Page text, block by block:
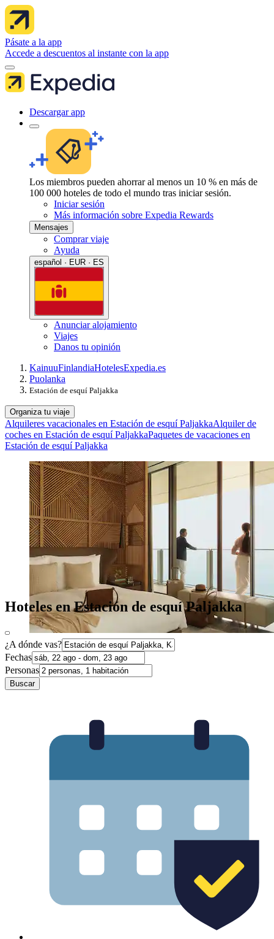
Pásate a la app
Accede a descuentos al instante con la app
Descargar app
Los miembros pueden ahorrar al menos un 10 % en más de
100 000 hoteles de todo el mundo tras iniciar sesión.
Iniciar sesión
Más información sobre Expedia Rewards
Mensajes
Comprar viaje
Ayuda
español · EUR · ES
Anunciar alojamiento
Viajes
Danos tu opinión
KainuuFinlandiaHotelesExpedia.es
Puolanka
Estación de esquí Paljakka
Organiza tu viaje
Alquileres vacacionales en Estación de esquí PaljakkaAlquiler de
coches en Estación de esquí PaljakkaPaquetes de vacaciones en
Estación de esquí Paljakka
Hoteles en Estación de esquí Paljakka
¿A dónde vas?
Fechas
Personas
Buscar